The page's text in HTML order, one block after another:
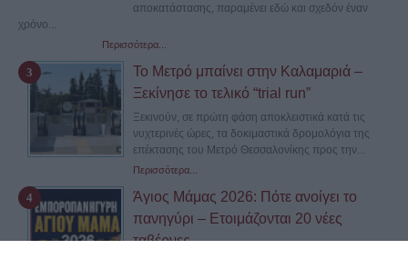
αποκατάστασης, παραμένει εδώ και σχεδόν έναν
χρόνο...
Περισσότερα...
Το Μετρό μπαίνει στην Καλαμαριά –
Ξεκίνησε το τελικό “trial run”
Ξεκινούν, σε πρώτη φάση αποκλειστικά κατά τις
νυχτερινές ώρες, τα δοκιμαστικά δρομολόγια της
επέκτασης του Μετρό Θεσσαλονίκης προς την...
Περισσότερα...
Άγιος Μάμας 2026: Πότε ανοίγει το
πανηγύρι – Ετοιμάζονται 20 νέες
ταβέρνες